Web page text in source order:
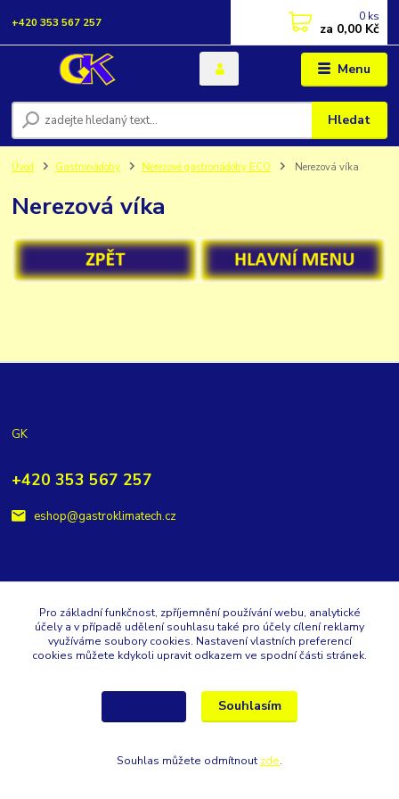
Menu
Hledat
+420 353 567 257 0 ks
za 0,00 Kč
Úvod Gastronádoby Nerezové gastronádoby ECO Nerezová víka
Nerezová víka
GK
+420 353 567 257
eshop@gastroklimatech.cz
Vytvořeno na Eshop-rychle.cz
Pro základní funkčnost, zpříjemnění používání webu, analytické
účely a v případě udělení souhlasu také pro účely cílení reklamy
využíváme soubory cookies. Nastavení vlastních preferencí
cookies můžete kdykoli upravit odkazem ve spodní části stránek.
Souhlasím
Souhlas můžete odmítnout zde.